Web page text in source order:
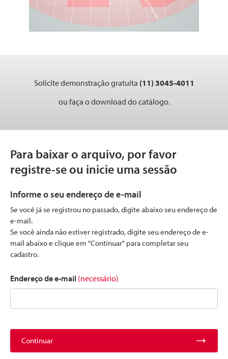
Solicite demonstração gratuita (11) 3045-4011
ou faça o download do catálogo.
Para baixar o arquivo, por favor
registre-se ou inicie uma sessão
Informe o seu endereço de e-mail
Se você já se registrou no passado, digite abaixo seu endereço de
e-mail.
Se você ainda não estiver registrado, digite seu endereço de e-
mail abaixo e clique em "Continuar" para completar seu
cadastro.
Endereço de e-mail (necessário)
Continuar